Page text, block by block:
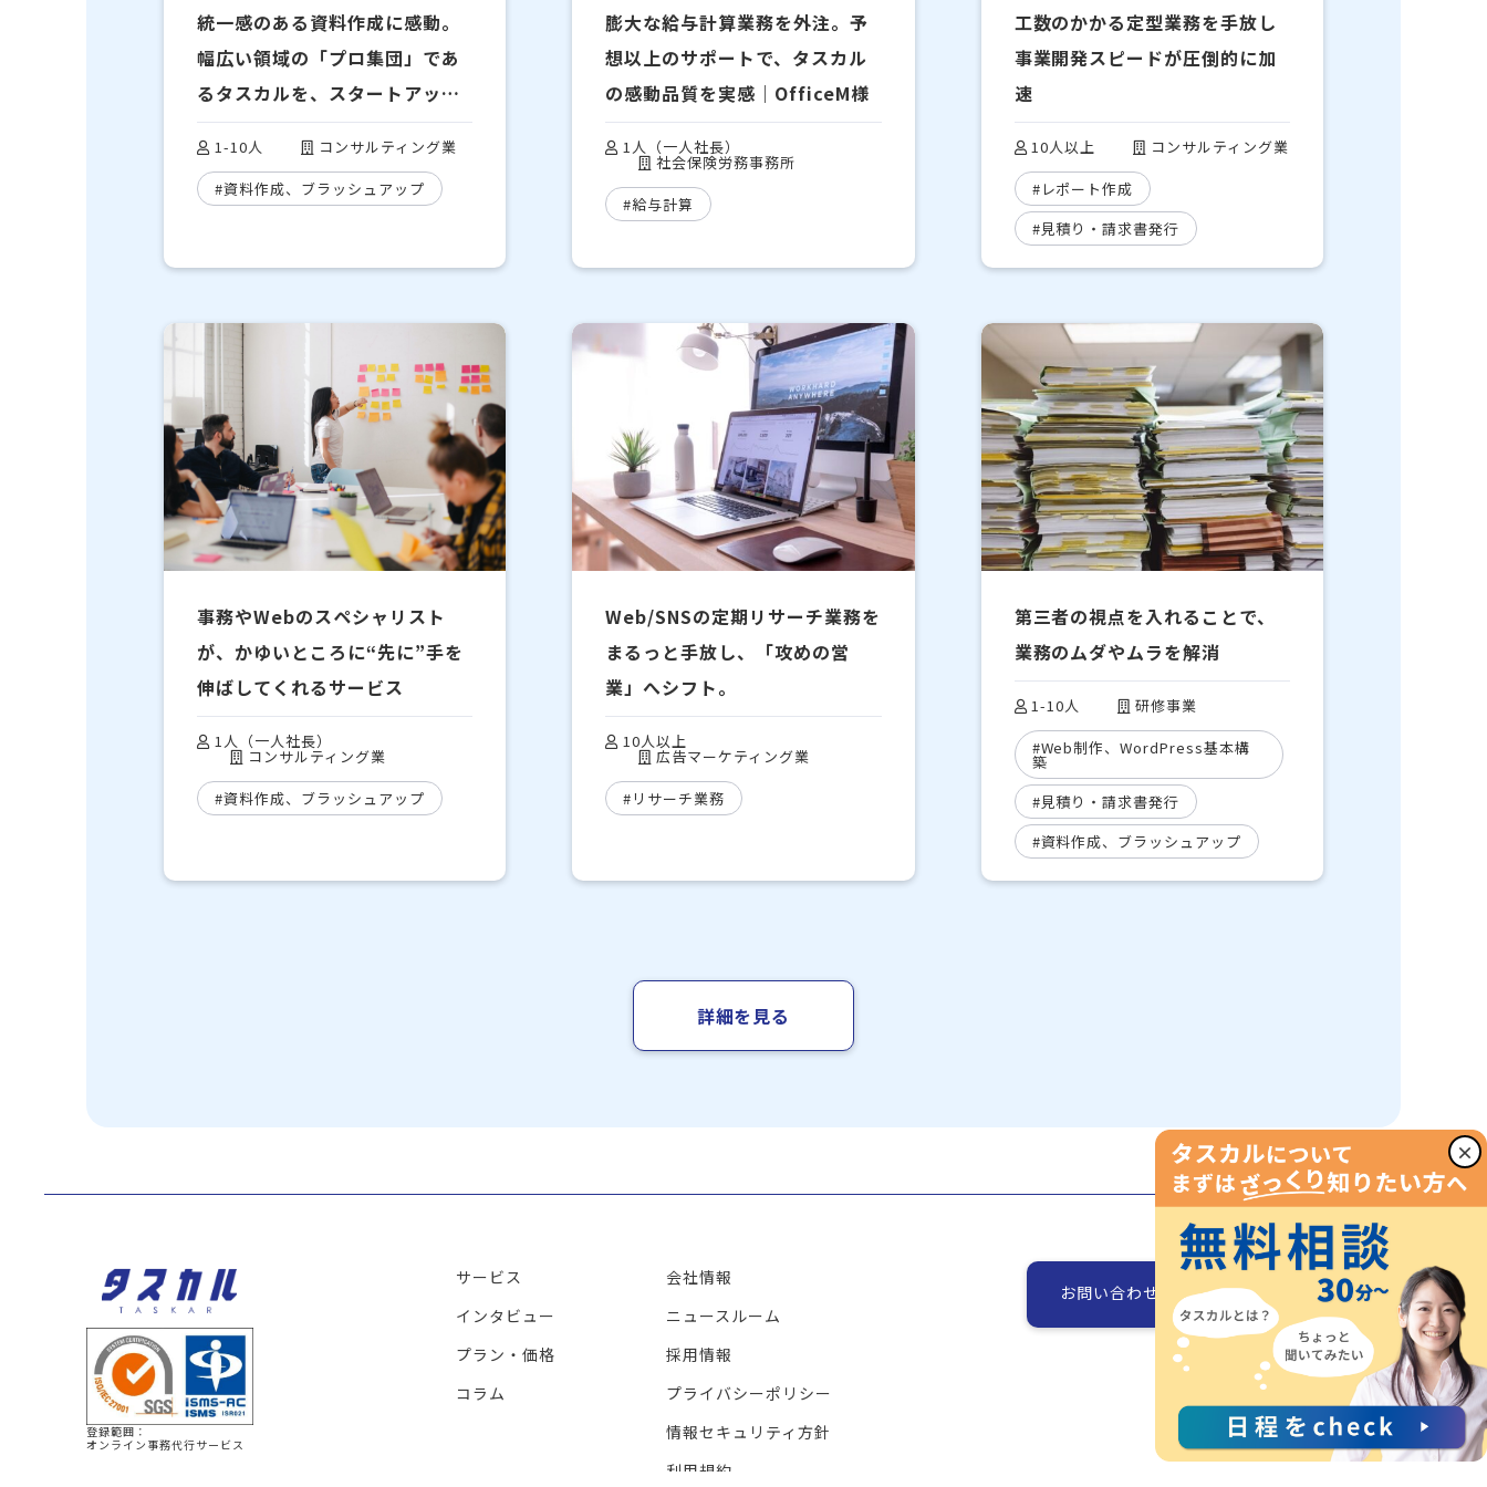
統一感のある資料作成に感動。
幅広い領域の「プロ集団」であ
るタスカルを、スタートアップ
に強く勧めたい｜株式会社リバ
ランス様
1-10人
コンサルティング業
#資料作成、ブラッシュアップ
膨大な給与計算業務を外注。予
想以上のサポートで、タスカル
の感動品質を実感｜OfficeМ様
1人（一人社長）
社会保険労務事務所
#給与計算
工数のかかる定型業務を手放し
事業開発スピードが圧倒的に加
速
10人以上
コンサルティング業
#レポート作成
#見積り・請求書発行
事務やWebのスペシャリスト
が、かゆいところに“先に”手を
伸ばしてくれるサービス
1人（一人社長）
コンサルティング業
#資料作成、ブラッシュアップ
Web/SNSの定期リサーチ業務を
まるっと手放し、「攻めの営
業」へシフト。
10人以上
広告マーケティング業
#リサーチ業務
第三者の視点を入れることで、
業務のムダやムラを解消
1-10人
研修事業
#Web制作、WordPress基本構
築
#見積り・請求書発行
#資料作成、ブラッシュアップ
詳細を見る
登録範囲：
オンライン事務代行サービス
サービス
インタビュー
プラン・価格
コラム
会社情報
ニュースルーム
採用情報
プライバシーポリシー
情報セキュリティ方針
利用規約
お問い合わせ お役立ち資料
×